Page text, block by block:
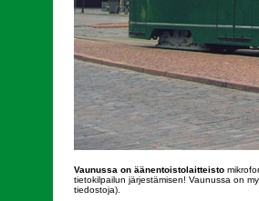
Vaunussa on äänentoistolaitteisto
tietokilpailun järjestämisen! Vaunussa on
tiedostoja).